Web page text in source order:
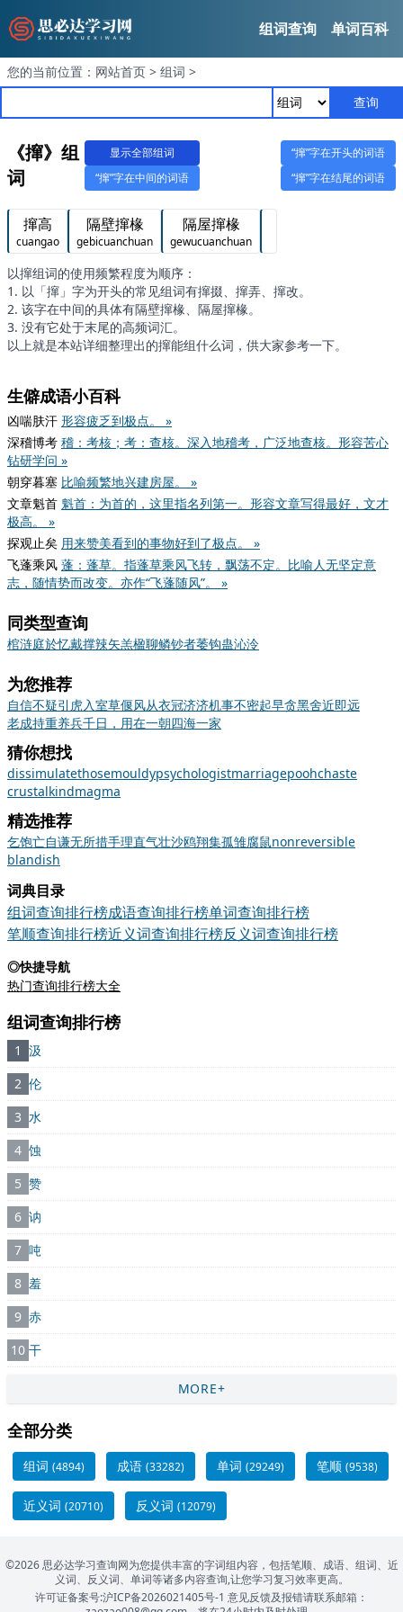
组词查询 单词百科
您的当前位置： 网站首页 > 组词 >
查询
《撺》组
词
显示全部组词
“撺”字在开头的词语
“撺”字在中间的词语
“撺”字在结尾的词语
撺高
cuangao
隔壁撺椽
gebicuanchuan
隔屋撺椽
gewucuanchuan
以撺组词的使用频繁程度为顺序：
1. 以「撺」字为开头的常见组词有撺掇、撺弄、撺改。
2. 该字在中间的具体有隔壁撺椽、隔屋撺椽。
3. 没有它处于末尾的高频词汇。
以上就是本站详细整理出的撺能组什么词，供大家参考一下。
生僻成语小百科
凶喘肤汗 形容疲乏到极点。 »
深稽博考 稽：考核；考：查核。深入地稽考，广泛地查核。形容苦心
钻研学问 »
朝穿暮塞 比喻频繁地兴建房屋。 »
文章魁首 魁首：为首的，这里指名列第一。形容文章写得最好，文才
极高。 »
探观止矣 用来赞美看到的事物好到了极点。 »
飞蓬乘风 蓬：蓬草。指蓬草乘风飞转，飘荡不定。比喻人无坚定意
志，随情势而改变。亦作“飞蓬随风”。 »
同类型查询
棺涟庭於忆戴撑辣矢羔楹聊鳞钞者萎钩蛊沁泠
为您推荐
自信不疑引虎入室草偃风从衣冠济济机事不密起早贪黑舍近即远
老成持重养兵千日，用在一朝四海一家
猜你想找
dissimulatethosemouldypsychologistmarriagepoohchaste
crustalkindmagma
精选推荐
乞饱亡自谦无所措手理直气壮沙鸥翔集孤雏腐鼠nonreversible
blandish
词典目录
组词查询排行榜成语查询排行榜单词查询排行榜
笔顺查询排行榜近义词查询排行榜反义词查询排行榜
◎快捷导航
热门查询排行榜大全
组词查询排行榜
1 汲
2 伦
3 水
4 蚀
5 赞
6 讷
7 吨
8 羞
9 赤
10 干
MORE+
全部分类
组词 (4894) 成语 (33282) 单词 (29249) 笔顺 (9538)
近义词 (20710) 反义词 (12079)
©2026 思必达学习查询网为您提供丰富的字词组内容，包括笔顺、成语、组词、近
义词、反义词、单词等诸多内容查询,让您学习复习效率更高。
许可证备案号:沪ICP备2026021405号-1 意见反馈及报错请联系邮箱：